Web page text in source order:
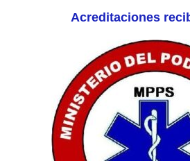
Acreditaciones